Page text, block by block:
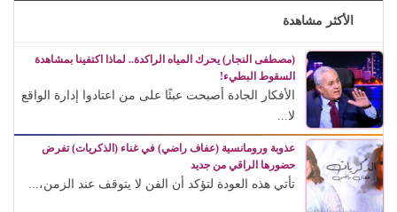
الأكثر مشاهدة
(مصطفى النجار) يحرك المياه الراكدة.. لماذا اكتفينا بمشاهدة
السقوط البطيء!
الأفكار الجادة أصبحت عبئًا على من اعتادوا إدارة الواقع
لا...
عذوبة ورومانسية (عفاف راضي) في غناء (الذكريات) تفرض
حضورها الراقي من جديد
تأتي هذه العودة لتؤكد أن الفن لا يتوقف عند الزمن،...